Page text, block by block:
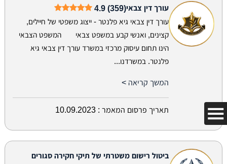
עורך דין צבאי4.9 (359)
עורך דין צבאי גיא פלנטר - ייצוג משפטי של חיילים,
קצינים, ואנשי קבע במשפט צבאי המשפט הצבאי
הינו תחום עיסוק מרכזי במשרד עורך דין צבאי גיא
פלנטר. במשרדנו...
המשך קריאה >
תאריך פרסום המאמר : 10.09.2023
ביטול רישום משטרתי של תיקי חקירה סגורים